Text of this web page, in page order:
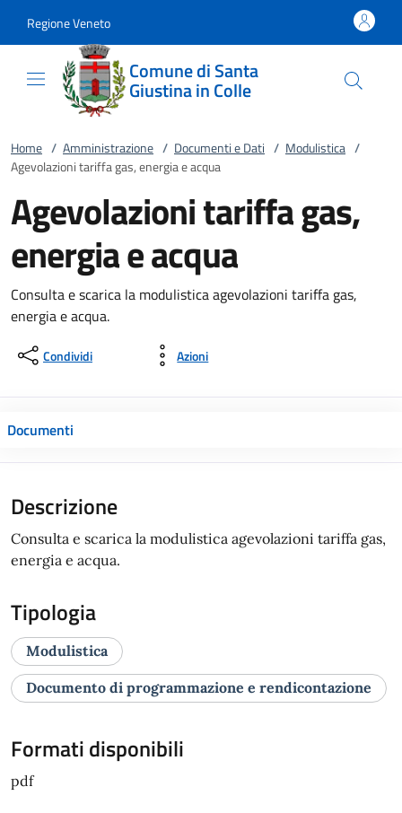
Regione Veneto
Comune di Santa
Giustina in Colle
Home / Amministrazione / Documenti e Dati / Modulistica /
Agevolazioni tariffa gas, energia e acqua
Agevolazioni tariffa gas,
energia e acqua
Consulta e scarica la modulistica agevolazioni tariffa gas,
energia e acqua.
Condividi Azioni
Documenti
Descrizione
Consulta e scarica la modulistica agevolazioni tariffa gas,
energia e acqua.
Tipologia
Modulistica
Documento di programmazione e rendicontazione
Formati disponibili
pdf